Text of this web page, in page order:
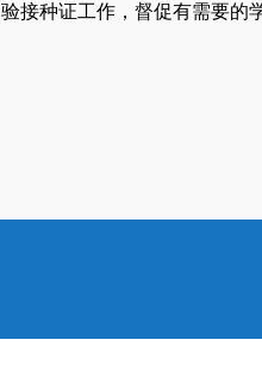
验接种证工作，督促有需要的